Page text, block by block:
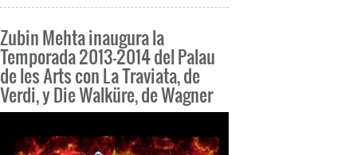
Zubin Mehta inaugura la
Temporada 2013-2014 del Palau
de les Arts con La Traviata, de
Verdi, y Die Walküre, de Wagner